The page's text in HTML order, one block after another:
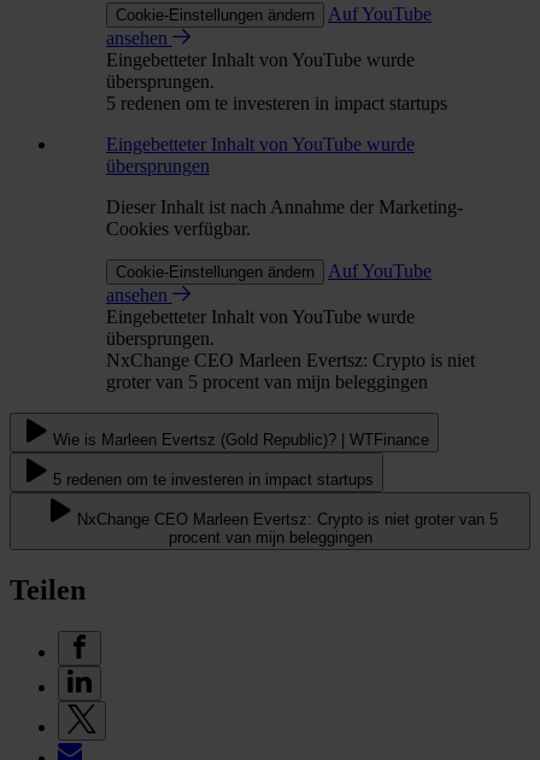
Cookie-Einstellungen ändern
Auf YouTube
ansehen
Eingebetteter Inhalt von YouTube wurde
übersprungen.
5 redenen om te investeren in impact startups
Eingebetteter Inhalt von YouTube wurde
übersprungen
Dieser Inhalt ist nach Annahme der Marketing-
Cookies verfügbar.
Cookie-Einstellungen ändern
Auf YouTube
ansehen
Eingebetteter Inhalt von YouTube wurde
übersprungen.
NxChange CEO Marleen Evertsz: Crypto is niet
groter van 5 procent van mijn beleggingen
Wie is Marleen Evertsz (Gold Republic)? | WTFinance
5 redenen om te investeren in impact startups
NxChange CEO Marleen Evertsz: Crypto is niet groter van 5
procent van mijn beleggingen
Teilen